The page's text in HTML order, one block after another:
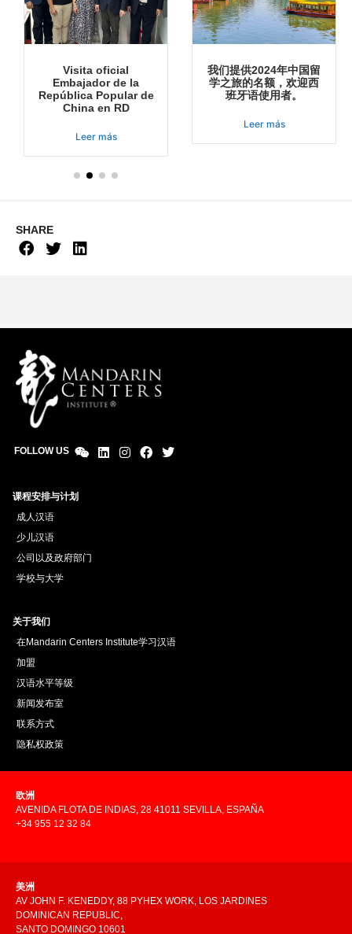
Visita oficial
Embajador de la
República Popular de
China en RD
Leer más
我们提供2024年中国留
学之旅的名额，欢迎西
班牙语使用者。
Leer más
SHARE
FOLLOW US
课程安排与计划
成人汉语
少儿汉语
公司以及政府部门
学校与大学
关于我们
在Mandarin Centers Institute学习汉语
加盟
汉语水平等级
新闻发布室
联系方式
隐私权政策
欧洲
AVENIDA FLOTA DE INDIAS, 28 41011 SEVILLA, ESPAÑA
+34 955 12 32 84
美洲
AV JOHN F. KENEDDY, 88 PYHEX WORK, LOS JARDINES
DOMINICAN REPUBLIC,
SANTO DOMINGO 10601